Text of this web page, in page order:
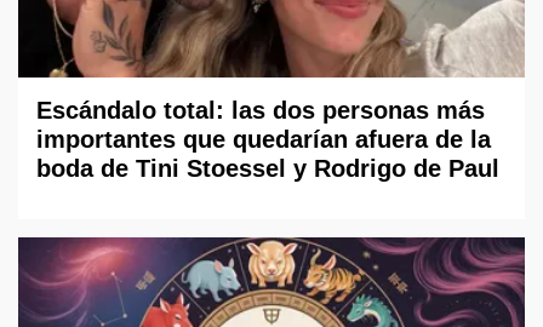
Escándalo total: las dos personas más
importantes que quedarían afuera de la
boda de Tini Stoessel y Rodrigo de Paul